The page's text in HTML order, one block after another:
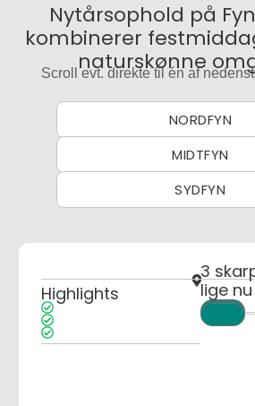
Nytårsophold på
kombinerer
naturskønne
Scroll evt. direkte til én af
NORDFYN
MIDTFYN
SYDFYN
Highlights
3
lige nu